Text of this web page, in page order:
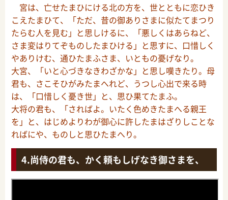
宮は、亡せたまひにける北の方を、世とともに恋ひき
こえたまひて、「ただ、昔の御ありさまに似たてまつり
たらむ人を見む」と思しけるに、「悪しくはあらねど、
さま変はりてぞものしたまひける」と思すに、口惜しく
やありけむ、通ひたまふさま、いともの憂げなり。
大宮、「いと心づきなきわざかな」と思し嘆きたり。母
君も、さこそひがみたまへれど、うつし心出で来る時
は、「口惜しく憂き世」と、思ひ果てたまふ。
大将の君も、「さればよ。いたく色めきたまへる親王
を」と、はじめよりわが御心に許したまはざりしことな
ればにや、ものしと思ひたまへり。
尚侍の君も、かく頼もしげなき御さまを、